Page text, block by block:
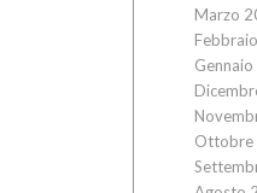
Marzo
Ottobre